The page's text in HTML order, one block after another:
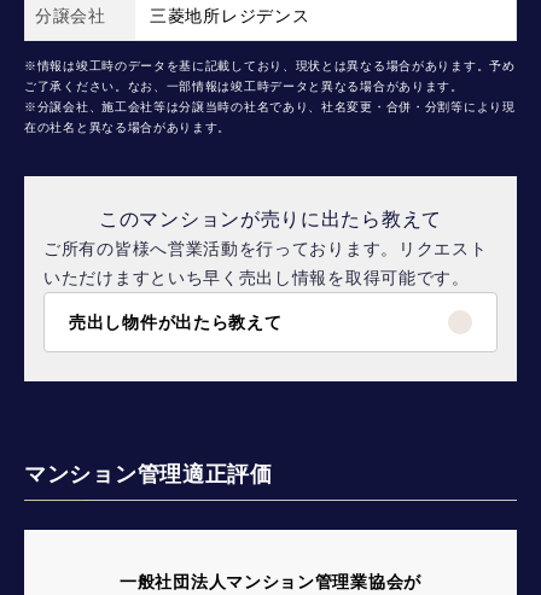
分譲会社 三菱地所レジデンス
※情報は竣工時のデータを基に記載しており、現状とは異なる場合があります。予め
ご了承ください。なお、一部情報は竣工時データと異なる場合があります。
※分譲会社、施工会社等は分譲当時の社名であり、社名変更・合併・分割等により現
在の社名と異なる場合があります。
このマンションが売りに出たら教えて
ご所有の皆様へ営業活動を行っております。リクエスト
いただけますといち早く売出し情報を取得可能です。
売出し物件が出たら教えて
マンション管理適正評価
一般社団法人マンション管理業協会が